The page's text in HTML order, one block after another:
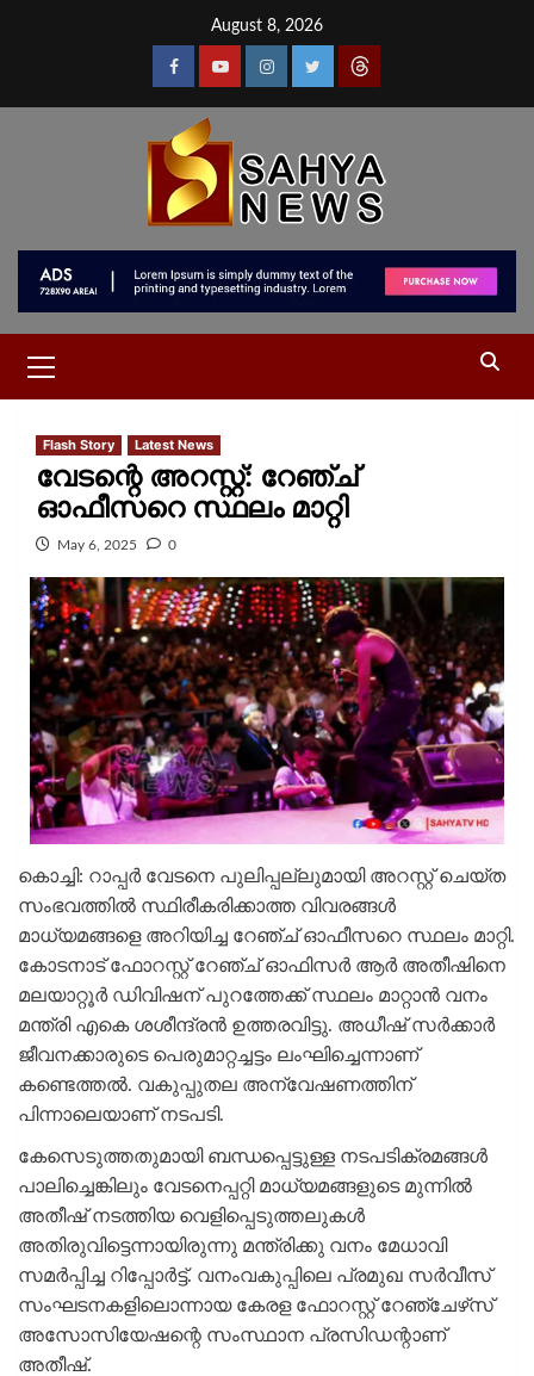
August 8, 2026
Flash Story Latest News
വേടന്റെ അറസ്റ്റ്: റേഞ്ച്
ഓഫീസറെ സ്ഥലം മാറ്റി
May 6, 2025 0
കൊച്ചി: റാപ്പര്‍ വേടനെ പുലിപ്പല്ലുമായി അറസ്റ്റ് ചെയ്ത
സംഭവത്തില്‍ സ്ഥിരീകരിക്കാത്ത വിവരങ്ങള്‍
മാധ്യമങ്ങളെ അറിയിച്ച റേഞ്ച് ഓഫീസറെ സ്ഥലം മാറ്റി.
കോടനാട് ഫോറസ്റ്റ് റേഞ്ച് ഓഫിസര്‍ ആര്‍ അതീഷിനെ
മലയാറ്റൂര്‍ ഡിവിഷന് പുറത്തേക്ക് സ്ഥലം മാറ്റാന്‍ വനം
മന്ത്രി എകെ ശശീന്ദ്രന്‍ ഉത്തരവിട്ടു. അധീഷ് സര്‍ക്കാര്‍
ജീവനക്കാരുടെ പെരുമാറ്റച്ചട്ടം ലംഘിച്ചെന്നാണ്
കണ്ടെത്തല്‍. വകുപ്പുതല അന്വേഷണത്തിന്
പിന്നാലെയാണ് നടപടി.
കേസെടുത്തതുമായി ബന്ധപ്പെട്ടുള്ള നടപടിക്രമങ്ങള്‍
പാലിച്ചെങ്കിലും വേടനെപ്പറ്റി മാധ്യമങ്ങളുടെ മുന്നില്‍
അതീഷ് നടത്തിയ വെളിപ്പെടുത്തലുകള്‍
അതിരുവിട്ടെന്നായിരുന്നു മന്ത്രിക്കു വനം മേധാവി
സമര്‍പ്പിച്ച റിപ്പോര്‍ട്ട്. വനംവകുപ്പിലെ പ്രമുഖ സര്‍വീസ്
സംഘടനകളിലൊന്നായ കേരള ഫോറസ്റ്റ് റേഞ്ചേഴ്‌സ്
അസോസിയേഷന്റെ സംസ്ഥാന പ്രസിഡന്റാണ്
അതീഷ്.